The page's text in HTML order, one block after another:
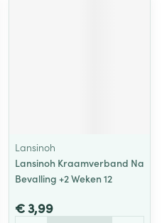
Lansinoh
Lansinoh Kraamverband Na
Bevalling +2 Weken 12
€ 3,99